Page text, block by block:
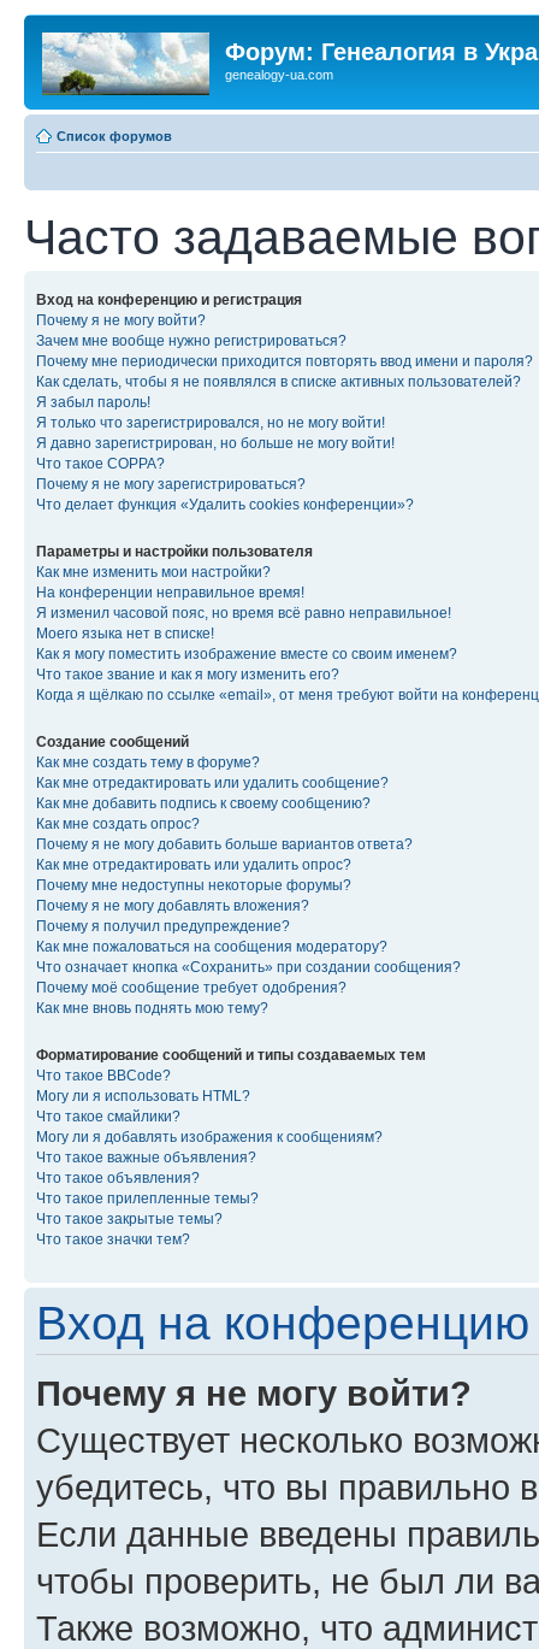
Форум: Генеалогия в
genealogy-ua.com
Список форумов
Часто задаваемые
Вход на конференцию и регистрация
Почему я не могу войти?
Зачем мне вообще нужно регистрироваться?
Почему мне периодически приходится повторять ввод имени и пароля?
Как сделать, чтобы я не появлялся в списке активных пользователей?
Я забыл пароль!
Я только что зарегистрировался, но не могу войти!
Я давно зарегистрирован, но больше не могу войти!
Что такое COPPA?
Почему я не могу зарегистрироваться?
Что делает функция «Удалить cookies конференции»?
Параметры и настройки пользователя
Как мне изменить мои настройки?
На конференции неправильное время!
Я изменил часовой пояс, но время всё равно неправильное!
Моего языка нет в списке!
Как я могу поместить изображение вместе со своим именем?
Что такое звание и как я могу изменить его?
Когда я щёлкаю по ссылке «email», от меня требуют войти на
Создание сообщений
Как мне создать тему в форуме?
Как мне отредактировать или удалить сообщение?
Как мне добавить подпись к своему сообщению?
Как мне создать опрос?
Почему я не могу добавить больше вариантов ответа?
Как мне отредактировать или удалить опрос?
Почему мне недоступны некоторые форумы?
Почему я не могу добавлять вложения?
Почему я получил предупреждение?
Как мне пожаловаться на сообщения модератору?
Что означает кнопка «Сохранить» при создании сообщения?
Почему моё сообщение требует одобрения?
Как мне вновь поднять мою тему?
Форматирование сообщений и типы создаваемых тем
Что такое BBCode?
Могу ли я использовать HTML?
Что такое смайлики?
Могу ли я добавлять изображения к сообщениям?
Что такое важные объявления?
Что такое объявления?
Что такое прилепленные темы?
Что такое закрытые темы?
Что такое значки тем?
Вход на конференцию
Почему я не могу войти?
Существует несколько
убедитесь, что вы правильно
Если данные введены
чтобы проверить, не был ли
Также возможно, что